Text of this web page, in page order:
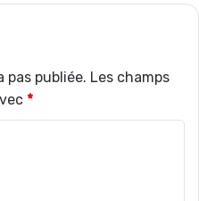
pas publiée. Les champs
*